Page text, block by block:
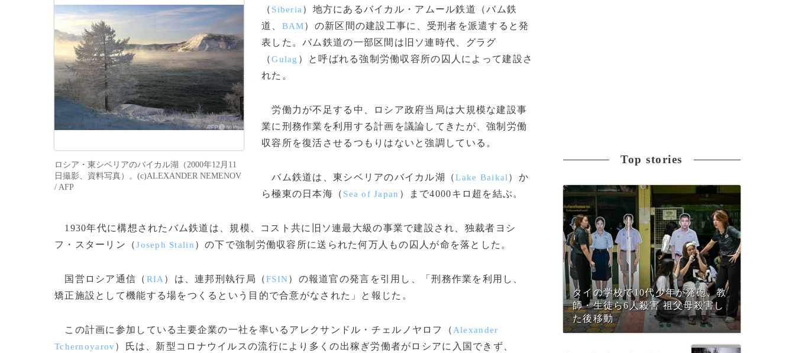
ロシア・東シベリアのバイカル湖（2000年12月11
日撮影、資料写真）。(c)ALEXANDER NEMENOV
/ AFP
（ Siberia ）地方にあるバイカル・アムール鉄道（バム鉄
道、 BAM）の新区間の建設工事に、受刑者を派遣すると発
表した。バム鉄道の一部区間は旧ソ連時代、グラグ
（Gulag ）と呼ばれる強制労働収容所の囚人によって建設さ
れた。
労働力が不足する中、ロシア政府当局は大規模な建設事
業に刑務作業を利用する計画を議論してきたが、強制労働
収容所を復活させるつもりはないと強調している。
バム鉄道は、東シベリアのバイカル湖（Lake Baikal ）か
ら極東の日本海（ Sea of Japan ）まで4000キロ超を結ぶ。
1930年代に構想されたバム鉄道は、規模、コスト共に旧ソ連最大級の事業で建設され、独裁者ヨシ
フ・スターリン（Joseph Stalin ）の下で強制労働収容所に送られた何万人もの囚人が命を落とした。
国営ロシア通信（ RIA ）は、連邦刑執行局（FSIN）の報道官の発言を引用し、「刑務作業を利用し、
矯正施設として機能する場をつくるという目的で合意がなされた」と報じた。
この計画に参加している主要企業の一社を率いるアレクサンドル・チェルノヤロフ（ Alexander
Tchernoyarov）氏は、新型コロナウイルスの流行により多くの出稼ぎ労働者がロシアに入国できず、
Top stories
タイの学校で10代少年が発砲、教
師・生徒ら6人殺害 祖父母殺害し
た後移動